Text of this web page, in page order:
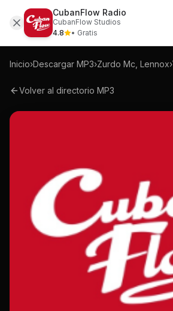
Mp3 Zurdo-mc-lennox-
Inicio›Descargar MP3›Zurdo Mc, Lennox›
Volver al directorio MP3
CubanFlow Radio
CubanFlow Studios
4.8
• Gratis